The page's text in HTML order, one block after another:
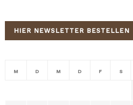
HIER NEWSLETTER BESTELLEN
M D M D F S